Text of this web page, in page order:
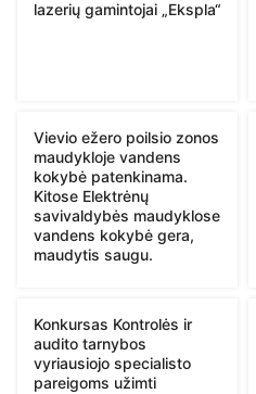
lazerių gamintojai „Ekspla“
Vievio ežero poilsio zonos
maudykloje vandens
kokybė patenkinama.
Kitose Elektrėnų
savivaldybės maudyklose
vandens kokybė gera,
maudytis saugu.
Konkursas Kontrolės ir
audito tarnybos
vyriausiojo specialisto
pareigoms užimti